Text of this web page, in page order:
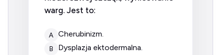
warg. Jest to:
A cherubinizm.
B dysplazja ektodermalna.